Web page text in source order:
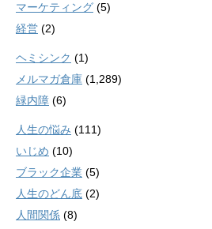
マーケティング (5)
経営 (2)
ヘミシンク (1)
メルマガ倉庫 (1,289)
緑内障 (6)
人生の悩み (111)
いじめ (10)
ブラック企業 (5)
人生のどん底 (2)
人間関係 (8)